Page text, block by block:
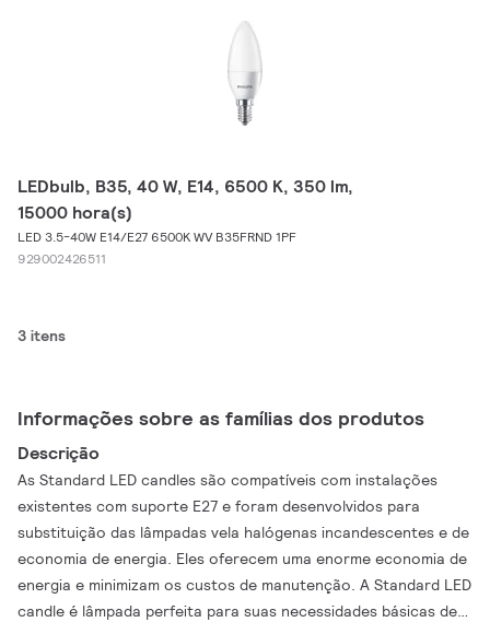
LEDbulb, B35, 40 W, E14, 6500 K, 350 lm,
15000 hora(s)
LED 3.5-40W E14/E27 6500K WV B35FRND 1PF
929002426511
3 itens
Informações sobre as famílias dos produtos
Descrição
As Standard LED candles são compatíveis com instalações
existentes com suporte E27 e foram desenvolvidos para
substituição das lâmpadas vela halógenas incandescentes e de
economia de energia. Eles oferecem uma enorme economia de
energia e minimizam os custos de manutenção. A Standard LED
candle é lâmpada perfeita para suas necessidades básicas de